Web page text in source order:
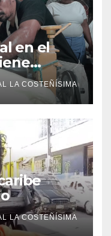
en el
LA COSTEÑÍSIMA
LA COSTEÑÍSIMA